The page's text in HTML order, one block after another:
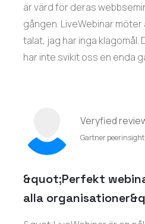
är värd för deras
gången. LiveWebinar möter
talat, jag har inga klagomål.
har inte svikit oss en enda
Veryfied
Gartner
&quot;Perfekt
alla